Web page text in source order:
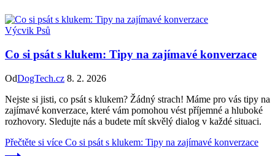
Výcvik Psů
Co si psát s klukem: Tipy na zajímavé konverzace
OdDogTech.cz 8. 2. 2026
Nejste si jisti, co psát s klukem? Žádný strach! Máme pro vás tipy na
zajímavé konverzace, které vám pomohou vést příjemné a hluboké
rozhovory. Sledujte nás a budete mít skvělý dialog v každé situaci.
Přečtěte si více Co si psát s klukem: Tipy na zajímavé konverzace